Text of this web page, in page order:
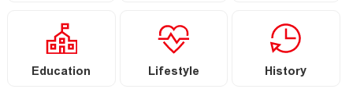
Education Lifestyle History